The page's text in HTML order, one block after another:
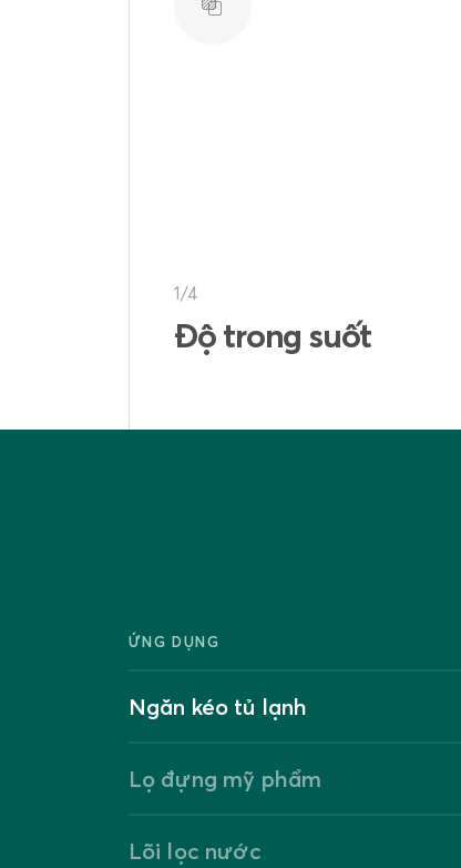
2/4
Khả năng chịu nhiệt
ỨNG DỤNG
Ngăn kéo tủ lạnh
Lọ đựng mỹ phẩm
Lõi lọc nước